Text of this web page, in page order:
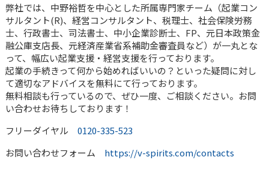
弊社では、中野裕哲を中心とした所属専門家チーム（起業コン
サルタント(R)、経営コンサルタント、税理士、社会保険労務
士、行政書士、司法書士、中小企業診断士、FP、元日本政策金
融公庫支店長、元経済産業省系補助金審査員など）が一丸とな
って、幅広い起業支援・経営支援を行っております。
起業の手続きって何から始めればいいの？といった疑問に対し
て適切なアドバイスを無料にて行っております。
無料相談も行っているので、ぜひ一度、ご相談ください。お問
い合わせお待ちしております！
フリーダイヤル 0120-335-523
お問い合わせフォーム https://v-spirits.com/contacts